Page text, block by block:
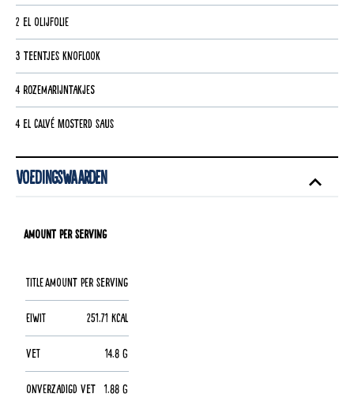
2 el olijfolie
3 teentjes knoflook
4 rozemarijntakjes
4 el Calvé Mosterd Saus
Voedingswaarden
Amount per Serving
TitleAmount per Serving
Eiwit 251.71 kcal
Vet 14.8 g
Onverzadigd vet 1.88 g